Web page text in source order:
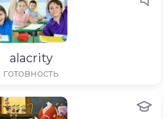
alacrity
готовность